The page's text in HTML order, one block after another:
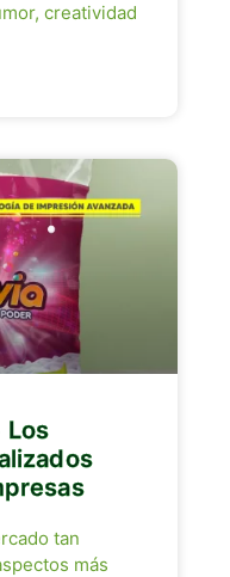
creatividad
Los
tan
más